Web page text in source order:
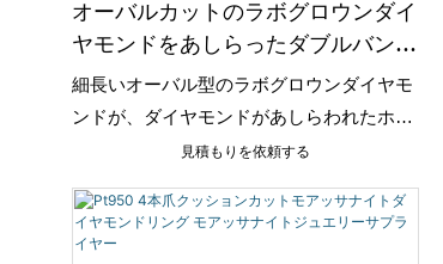
オーバルカットのラボグロウンダイ
ヤモンドをあしらったダブルバンド
リング（18Kイエロー＆ホワイトゴ
ールド）
細長いオーバル型のラボグロウンダイヤモ
ンドが、ダイヤモンドがあしらわれたホワ
イトゴールドのバンドの上に浮かぶように
洗練されたツートンカラーの18Kゴールド
デザインで仕上げられています。
見積もりを依頼する